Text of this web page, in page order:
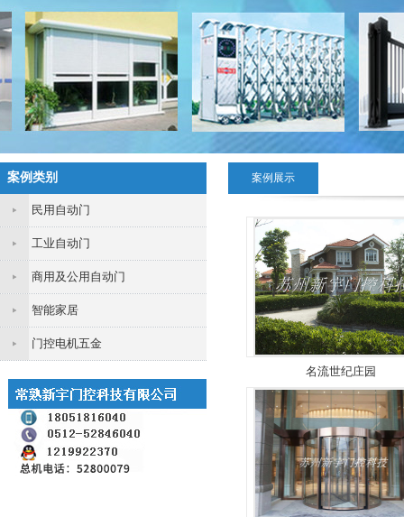
案例类别
民用自动门
工业自动门
商用及公用自动门
智能家居
门控电机五金
案例展示
名流世纪庄园